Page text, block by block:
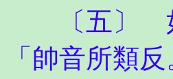
〔五〕 如
「帥音所類反